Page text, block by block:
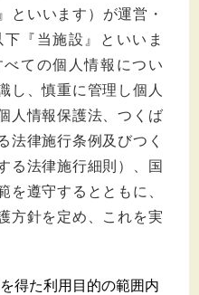
といいます）が運営・
『当施設』といいま
ての個人情報につい
し、慎重に管理し個人
人情報保護法、つくば
法律施行条例及びつく
る法律施行細則）、国
を遵守するとともに、
方針を定め、これを実
得た利用目的の範囲内